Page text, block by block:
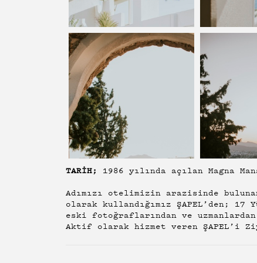
TARİH;
1986 yılında açılan Magna
Adımızı otelimizin arazisinde
olarak kullandığımız ŞAPEL’den;
eski fotoğraflarından ve
Aktif olarak hizmet veren ŞAPEL’i